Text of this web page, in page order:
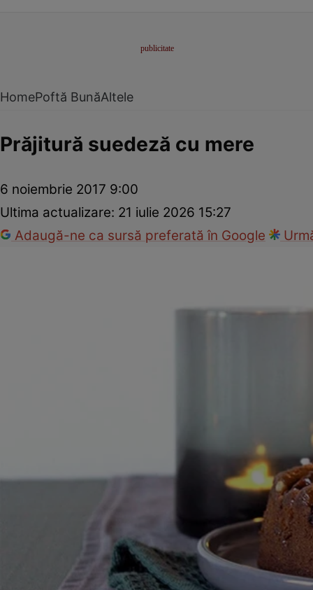
HomePoftă BunăAltele
Prăjitură suedeză cu mere
6 noiembrie 2017 9:00
Ultima actualizare: 21 iulie 2026 15:27
Adaugă-ne ca sursă preferată în Google